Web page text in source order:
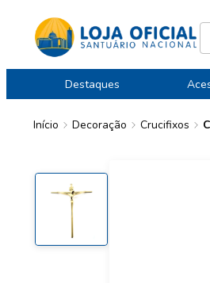
Destaques
Início Decoração Crucifixos